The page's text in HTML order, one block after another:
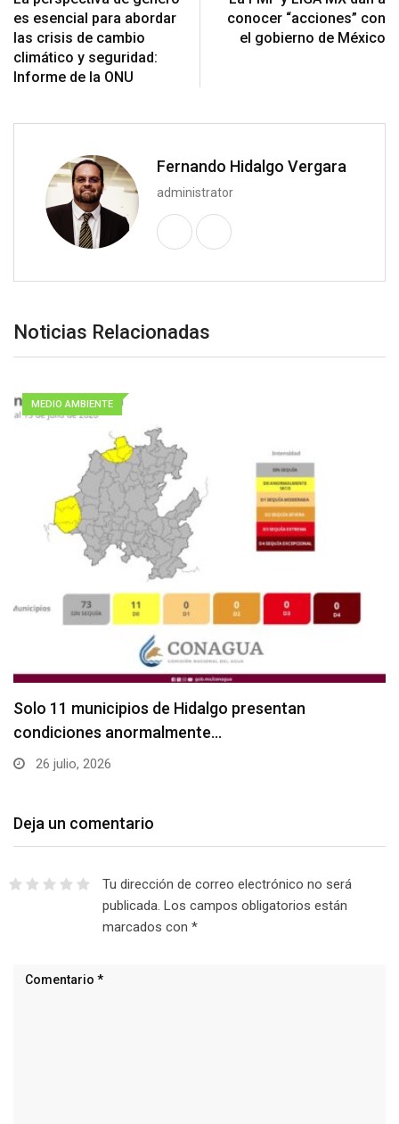
es esencial para abordar
las crisis de cambio
climático y seguridad:
Informe de la ONU
conocer “acciones” con
el gobierno de México
Fernando Hidalgo Vergara
administrator
Noticias Relacionadas
MEDIO AMBIENTE
Solo 11 municipios de Hidalgo presentan
condiciones anormalmente…
26 julio, 2026
Deja un comentario
Tu dirección de correo electrónico no será
publicada. Los campos obligatorios están
marcados con *